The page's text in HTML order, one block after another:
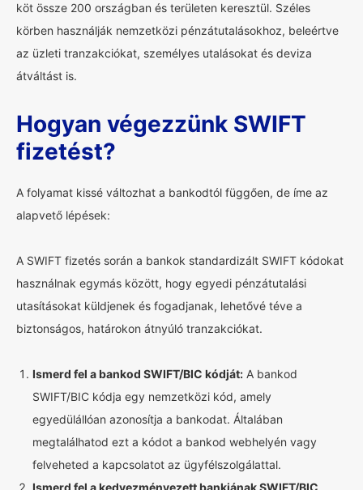
köt össze 200 országban és területen keresztül. Széles
körben használják nemzetközi pénzátutalásokhoz, beleértve
az üzleti tranzakciókat, személyes utalásokat és deviza
átváltást is.
Hogyan végezzünk SWIFT
fizetést?
A folyamat kissé változhat a bankodtól függően, de íme az
alapvető lépések:
A SWIFT fizetés során a bankok standardizált SWIFT kódokat
használnak egymás között, hogy egyedi pénzátutalási
utasításokat küldjenek és fogadjanak, lehetővé téve a
biztonságos, határokon átnyúló tranzakciókat.
Ismerd fel a bankod SWIFT/BIC kódját: A bankod
SWIFT/BIC kódja egy nemzetközi kód, amely
egyedülállóan azonosítja a bankodat. Általában
megtalálhatod ezt a kódot a bankod webhelyén vagy
felveheted a kapcsolatot az ügyfélszolgálattal.
Ismerd fel a kedvezményezett bankjának SWIFT/BIC